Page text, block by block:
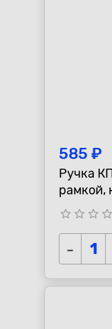
585 ₽
Ручка
рамкой,
star_border star_border star_border star_border
-